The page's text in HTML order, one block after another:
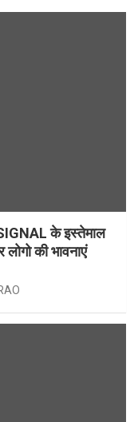
के इस्तेमाल
की भावनाएं